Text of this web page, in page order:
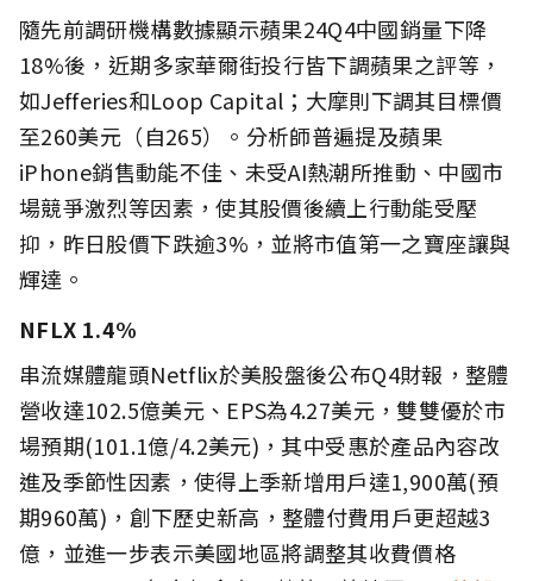
隨先前調研機構數據顯示蘋果24Q4中國銷量下降
18%後，近期多家華爾街投行皆下調蘋果之評等，
如Jefferies和Loop Capital；大摩則下調其目標價
至260美元（自265）。分析師普遍提及蘋果
iPhone銷售動能不佳、未受AI熱潮所推動、中國市
場競爭激烈等因素，使其股價後續上行動能受壓
抑，昨日股價下跌逾3%，並將市值第一之寶座讓與
輝達。
NFLX 1.4%
串流媒體龍頭Netflix於美股盤後公布Q4財報，整體
營收達102.5億美元、EPS為4.27美元，雙雙優於市
場預期(101.1億/4.2美元)，其中受惠於產品內容改
進及季節性因素，使得上季新增用戶達1,900萬(預
期960萬)，創下歷史新高，整體付費用戶更超越3
億，並進一步表示美國地區將調整其收費價格